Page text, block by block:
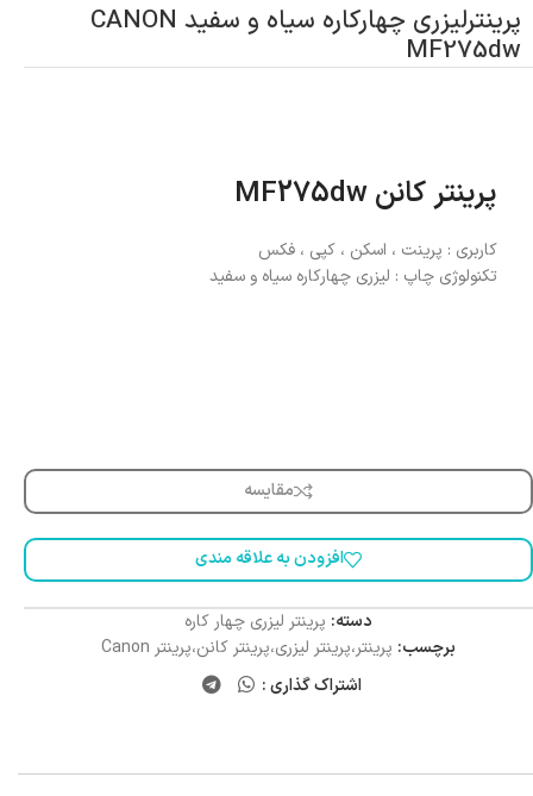
پرینترلیزری چهارکاره سیاه و سفید CANON
MF275dw
پرینتر کانن MF275dw
کاربری : پرینت ، اسکن ، کپی ، فکس
تکنولوژی چاپ : لیزری چهارکاره سیاه و سفید
مقایسه
افزودن به علاقه مندی
دسته: پرینتر لیزری چهار کاره
برچسب: پرینتر،پرینتر لیزری،پرینتر کانن،پرینتر Canon
اشتراک گذاری :